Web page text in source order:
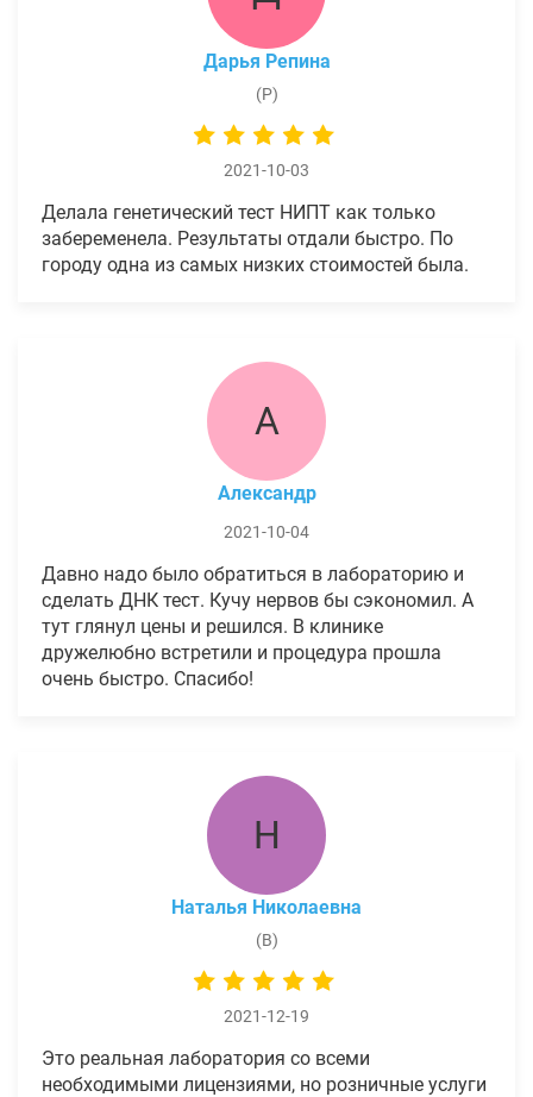
Дарья Репина
(Р)
2021-10-03
Делала генетический тест НИПТ как только
забеременела. Результаты отдали быстро. По
городу одна из самых низких стоимостей была.
А
Александр
2021-10-04
Давно надо было обратиться в лабораторию и
сделать ДНК тест. Кучу нервов бы сэкономил. А
тут глянул цены и решился. В клинике
дружелюбно встретили и процедура прошла
очень быстро. Спасибо!
Н
Наталья Николаевна
(В)
2021-12-19
Это реальная лаборатория со всеми
необходимыми лицензиями, но розничные услуги